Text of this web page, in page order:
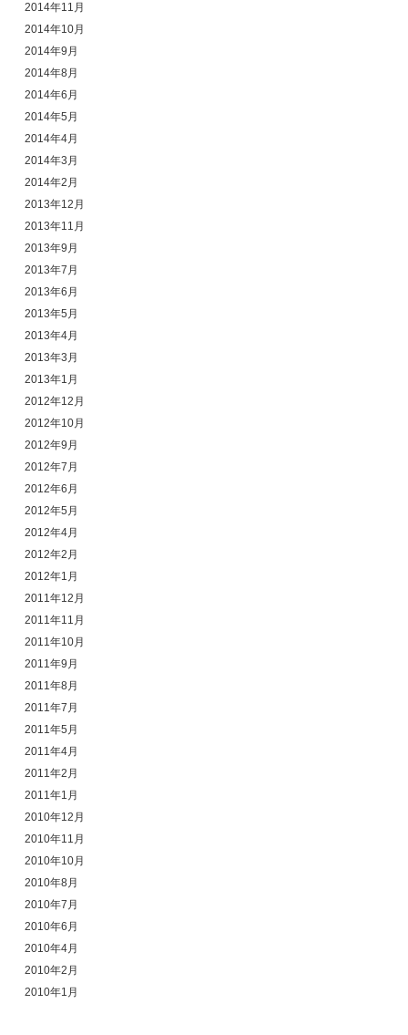
2014年11月
2014年10月
2014年9月
2014年8月
2014年6月
2014年5月
2014年4月
2014年3月
2014年2月
2013年12月
2013年11月
2013年9月
2013年7月
2013年6月
2013年5月
2013年4月
2013年3月
2013年1月
2012年12月
2012年10月
2012年9月
2012年7月
2012年6月
2012年5月
2012年4月
2012年2月
2012年1月
2011年12月
2011年11月
2011年10月
2011年9月
2011年8月
2011年7月
2011年5月
2011年4月
2011年2月
2011年1月
2010年12月
2010年11月
2010年10月
2010年8月
2010年7月
2010年6月
2010年4月
2010年2月
2010年1月